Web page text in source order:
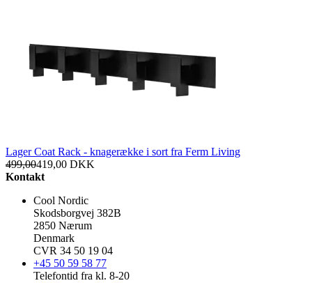
Lager Coat Rack - knagerække i sort fra Ferm Living
499,00419,00 DKK
Kontakt
Cool Nordic
Skodsborgvej 382B
2850 Nærum
Denmark
CVR 34 50 19 04
+45 50 59 58 77
Telefontid fra kl. 8-20